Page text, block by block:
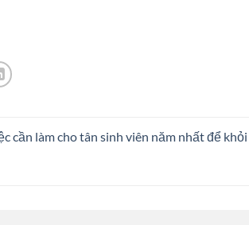
cần làm cho tân sinh viên năm nhất để